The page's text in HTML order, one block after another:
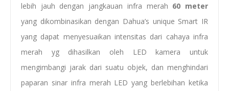
lebih jauh dengan jangkauan infra merah 60 meter
yang dikombinasikan dengan Dahua’s unique Smart IR
yang dapat menyesuaikan intensitas dari cahaya infra
merah yg dihasilkan oleh LED kamera untuk
mengimbangi jarak dari suatu objek, dan menghindari
paparan sinar infra merah LED yang berlebihan ketika